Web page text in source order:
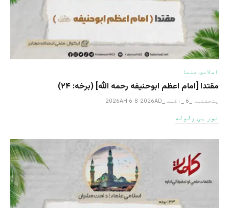
اسلامي علما
مقتدا [امام اعظم ابوحنیفه رحمه الله‎] (برخه: ۲۴)
پنجشنبه _6 _اگست _2026AH 6-8-2026AD
نور یی ولوله